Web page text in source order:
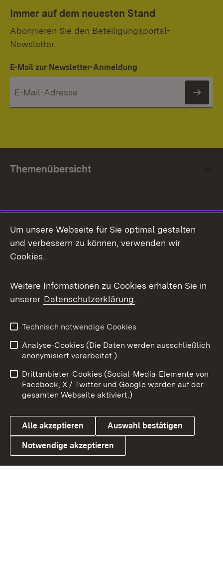
Immer auf dem neuesten Stand
Abonnieren Sie den Beteiligungsportal-
Newsletter.
E-Mail zur Newsletter-Anmeldung
Themenübersicht
Facebook
X / Twitter
Youtube
Link zum Landesportal
Impressum
Kontakt
Barrierefreiheit
Datenschutz
Cookies
Um unsere Webseite für Sie optimal gestalten
und verbessern zu können, verwenden wir
Cookies.
Weitere Informationen zu Cookies erhalten Sie in
unserer Datenschutzerklärung.
Technisch notwendige Cookies
Analyse-Cookies (Die Daten werden ausschließlich
anonymisiert verarbeitet.)
Drittanbieter-Cookies (Social-Media-Elemente von
Facebook, X / Twitter und Google werden auf der
gesamten Webseite aktiviert.)
Alle akzeptieren Auswahl bestätigen
Notwendige akzeptieren